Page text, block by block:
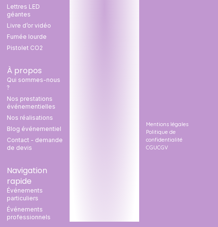
Lettres LED
géantes
Livre d’or vidéo
Fumée lourde
Pistolet CO2
À propos
Qui sommes-nous
?
Nos prestations
événementielles
Nos réalisations
Blog événementiel
Contact - demande
de devis
Navigation
rapide
Événements
particuliers
Événements
professionnels
Mentions légales
Politique de
confidentialité
CGUCGV